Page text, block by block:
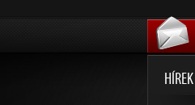
HÍREK